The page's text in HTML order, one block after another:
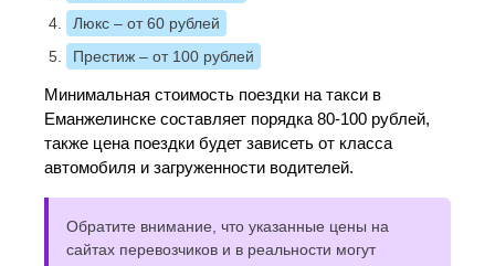
Люкс – от 60 рублей
Престиж – от 100 рублей
Минимальная стоимость поездки на такси в
Еманжелинске составляет порядка 80-100 рублей,
также цена поездки будет зависеть от класса
автомобиля и загруженности водителей.
Обратите внимание, что указанные цены на
сайтах перевозчиков и в реальности могут